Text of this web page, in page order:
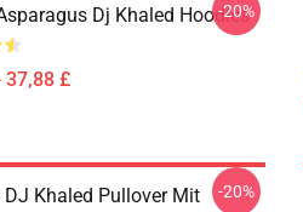
Dj Khaled Hoodies
37,88 £
-20%
DJ Khaled Pullover Mit
-20%